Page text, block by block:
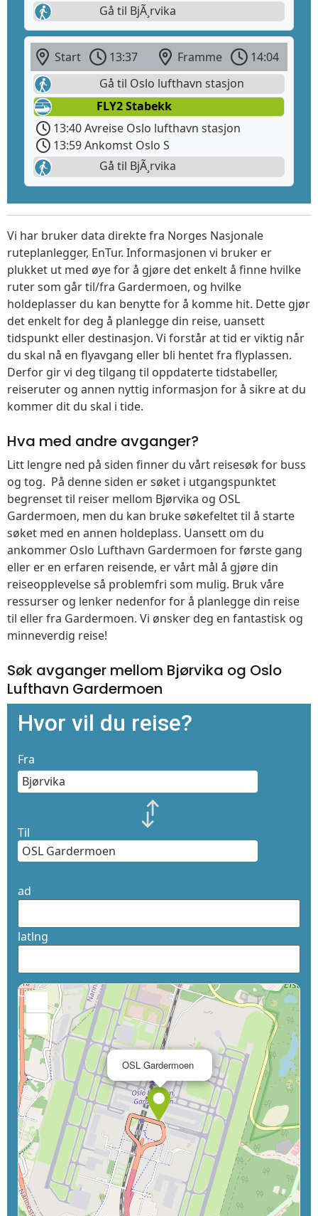
Gå til BjÃ¸rvika
Start 13:37 Framme
14:04
Gå til Oslo lufthavn stasjon
FLY2 Stabekk
13:40 Avreise Oslo lufthavn stasjon
13:59 Ankomst Oslo S
Gå til BjÃ¸rvika
Vi har bruker data direkte fra Norges Nasjonale
ruteplanlegger, EnTur. Informasjonen vi bruker er
plukket ut med øye for å gjøre det enkelt å finne hvilke
ruter som går til/fra Gardermoen, og hvilke
holdeplasser du kan benytte for å komme hit. Dette gjør
det enkelt for deg å planlegge din reise, uansett
tidspunkt eller destinasjon. Vi forstår at tid er viktig når
du skal nå en flyavgang eller bli hentet fra flyplassen.
Derfor gir vi deg tilgang til oppdaterte tidstabeller,
reiseruter og annen nyttig informasjon for å sikre at du
kommer dit du skal i tide.
Hva med andre avganger?
Litt lengre ned på siden finner du vårt reisesøk for buss
og tog. På denne siden er søket i utgangspunktet
begrenset til reiser mellom Bjørvika og OSL
Gardermoen, men du kan bruke søkefeltet til å starte
søket med en annen holdeplass. Uansett om du
ankommer Oslo Lufthavn Gardermoen for første gang
eller er en erfaren reisende, er vårt mål å gjøre din
reiseopplevelse så problemfri som mulig. Bruk våre
ressurser og lenker nedenfor for å planlegge din reise
til eller fra Gardermoen. Vi ønsker deg en fantastisk og
minneverdig reise!
Søk avganger mellom Bjørvika og Oslo
Lufthavn Gardermoen
Hvor vil du reise?
Fra
Til
ad
latlng
OSL Gardermoen